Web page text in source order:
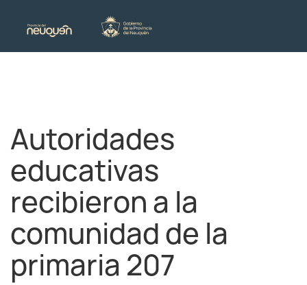
Autoridades
educativas
recibieron a la
comunidad de la
primaria 207